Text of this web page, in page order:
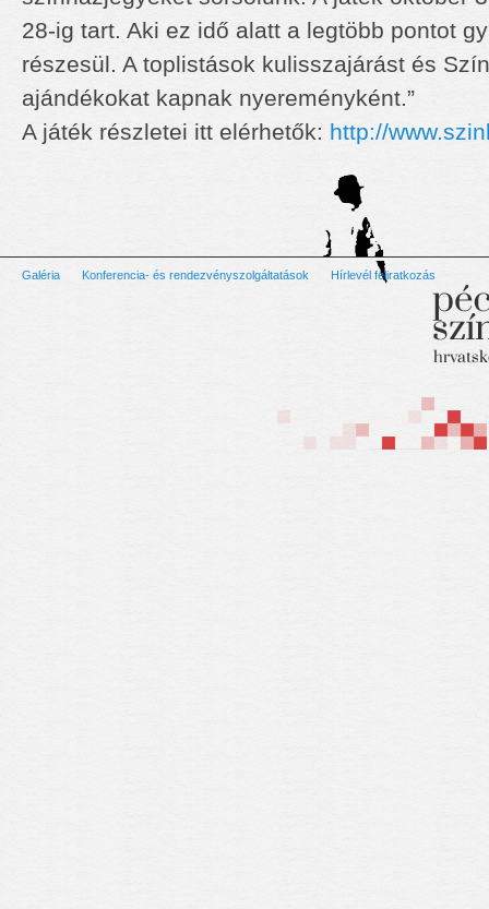
28-ig tart. Aki ez idő alatt a legtöbb pontot
részesül. A toplistások kulisszajárást és
ajándékokat kapnak nyereményként.”
A játék részletei itt elérhetők: http://
Galéria Konferencia- és rendezvényszolgáltatások Hírlevél feliratkozás